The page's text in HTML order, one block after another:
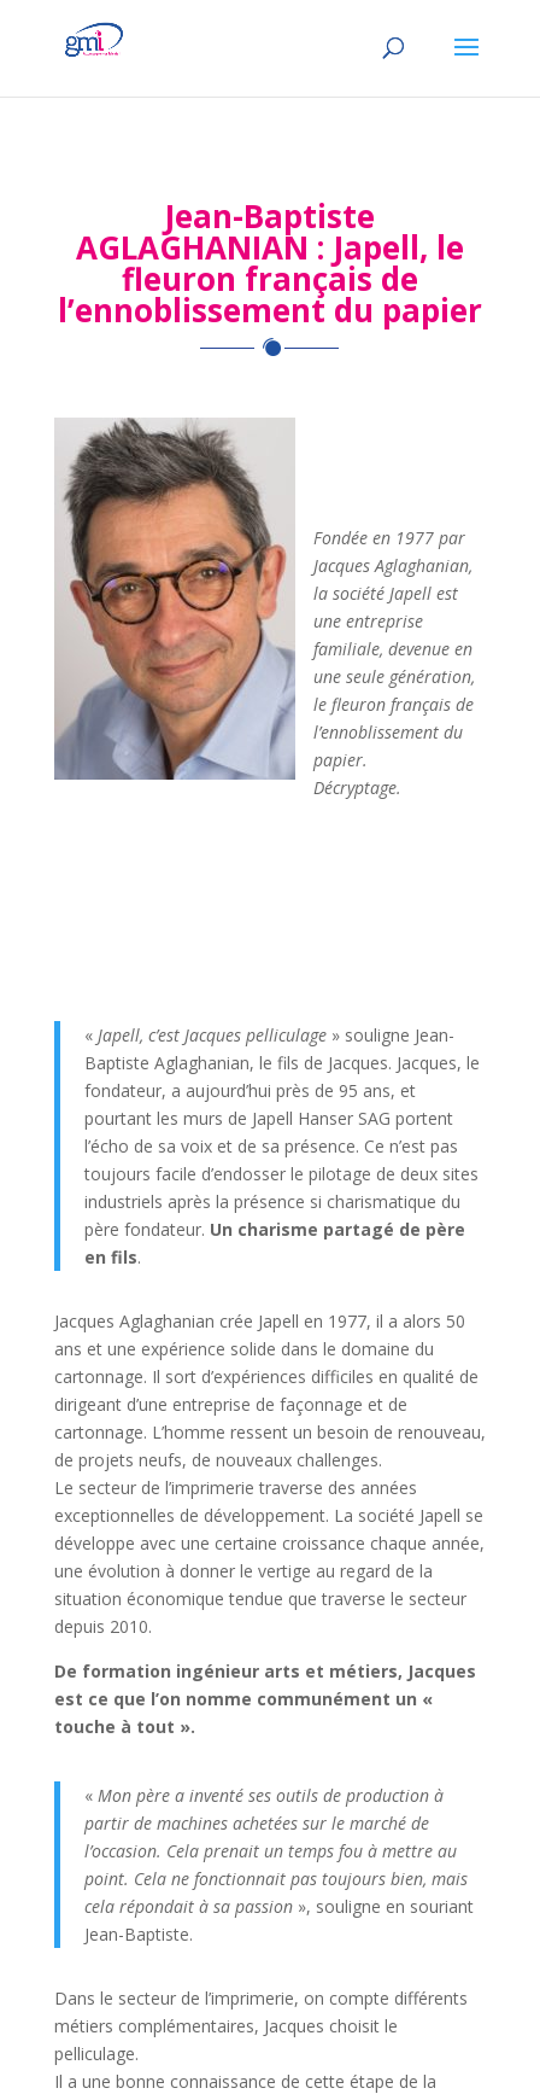
Jean-Baptiste
AGLAGHANIAN : Japell, le
fleuron français de
l’ennoblissement du papier
Fondée en 1977 par
Jacques Aglaghanian,
la société Japell est
une entreprise
familiale, devenue en
une seule génération,
le fleuron français de
l’ennoblissement du
papier.
Décryptage.
« Japell, c’est Jacques pelliculage» souligne Jean-
Baptiste Aglaghanian, le fils de Jacques. Jacques, le
fondateur, a aujourd’hui près de 95 ans, et
pourtant les murs de Japell Hanser SAG portent
l’écho de sa voix et de sa présence. Ce n’est pas
toujours facile d’endosser le pilotage de deux sites
industriels après la présence si charismatique du
père fondateur. Un charisme partagé de père
en fils.
Jacques Aglaghanian crée Japell en 1977, il a alors 50
ans et une expérience solide dans le domaine du
cartonnage. Il sort d’expériences difficiles en qualité de
dirigeant d’une entreprise de façonnage et de
cartonnage. L’homme ressent un besoin de renouveau,
de projets neufs, de nouveaux challenges.
Le secteur de l’imprimerie traverse des années
exceptionnelles de développement. La société Japell se
développe avec une certaine croissance chaque année,
une évolution à donner le vertige au regard de la
situation économique tendue que traverse le secteur
depuis 2010.
De formation ingénieur arts et métiers, Jacques
est ce que l’on nomme communément un «
touche à tout ».
« Mon père a inventé ses outils de production à
partir de machines achetées sur le marché de
l’occasion. Cela prenait un temps fou à mettre au
point. Cela ne fonctionnait pas toujours bien, mais
cela répondait à sa passion», souligne en souriant
Jean-Baptiste.
Dans le secteur de l’imprimerie, on compte différents
métiers complémentaires, Jacques choisit le
pelliculage.
Il a une bonne connaissance de cette étape de la